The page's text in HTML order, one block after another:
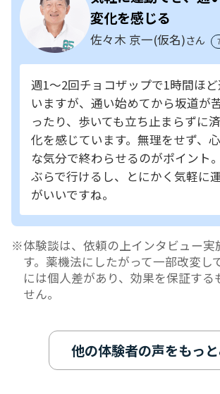
変化を感じる
佐々木 京一(仮名)さん
週1～2回チョコザップで1時間ほ
いますが、通い始めてから坂道が
ったり、歩いても立ち止まらずに
化を感じています。無理をせず、
な気分で終わらせるのがポイント
ぶらで行けるし、とにかく気軽に
がいいですね。
体験談は、依頼の上インタビュー実
す。薬機法にしたがって一部改変し
には個人差があり、効果を保証する
せん。
他の体験者の声をもっ